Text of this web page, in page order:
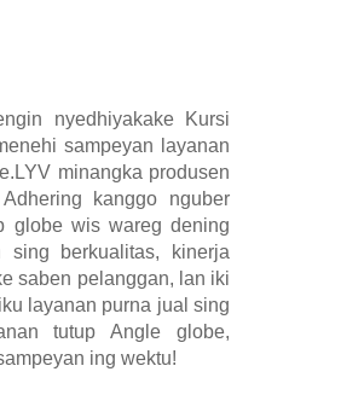
nyedhiyakake Kursi
sampeyan layanan
minangka produsen
kanggo nguber
globe wis wareg dening
sing berkualitas, kinerja
saben pelanggan, lan iki
layanan purna jual sing
tutup Angle globe,
ing wektu!